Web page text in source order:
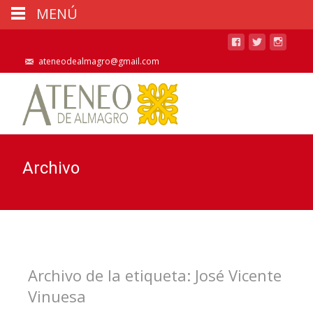
ateneodealmagro@gmail.com
Archivo
Archivo de la etiqueta: José Vicente
Vinuesa
MENÚ